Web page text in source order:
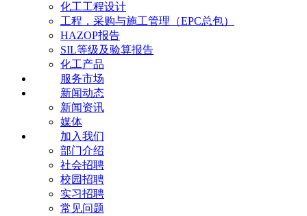
化工工程设计
工程，采购与施工管理（EPC总包）
HAZOP报告
SIL等级及验算报告
化工产品
服务市场
新闻动态
新闻资讯
媒体
加入我们
部门介绍
社会招聘
校园招聘
实习招聘
常见问题